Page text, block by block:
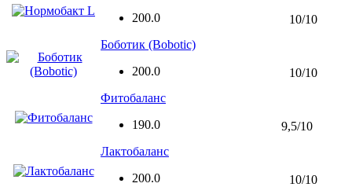
200.0
10/10
Боботик (Bobotic)
200.0
10/10
Фитобаланс
190.0
9,5/10
Лактобаланс
200.0
10/10